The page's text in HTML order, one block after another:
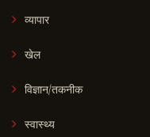
व्यापार
खेल
विज्ञान/तकनीक
स्वास्थ्य